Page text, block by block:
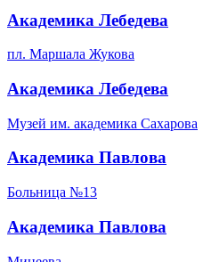
Академика Лебедева
пл. Маршала Жукова
Академика Лебедева
Музей им. академика Сахарова
Академика Павлова
Больница №13
Академика Павлова